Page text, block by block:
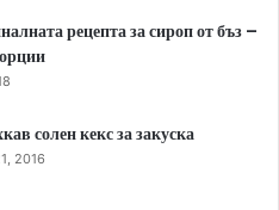
рецепта за сироп от бъз –
солен кекс за закуска
2016